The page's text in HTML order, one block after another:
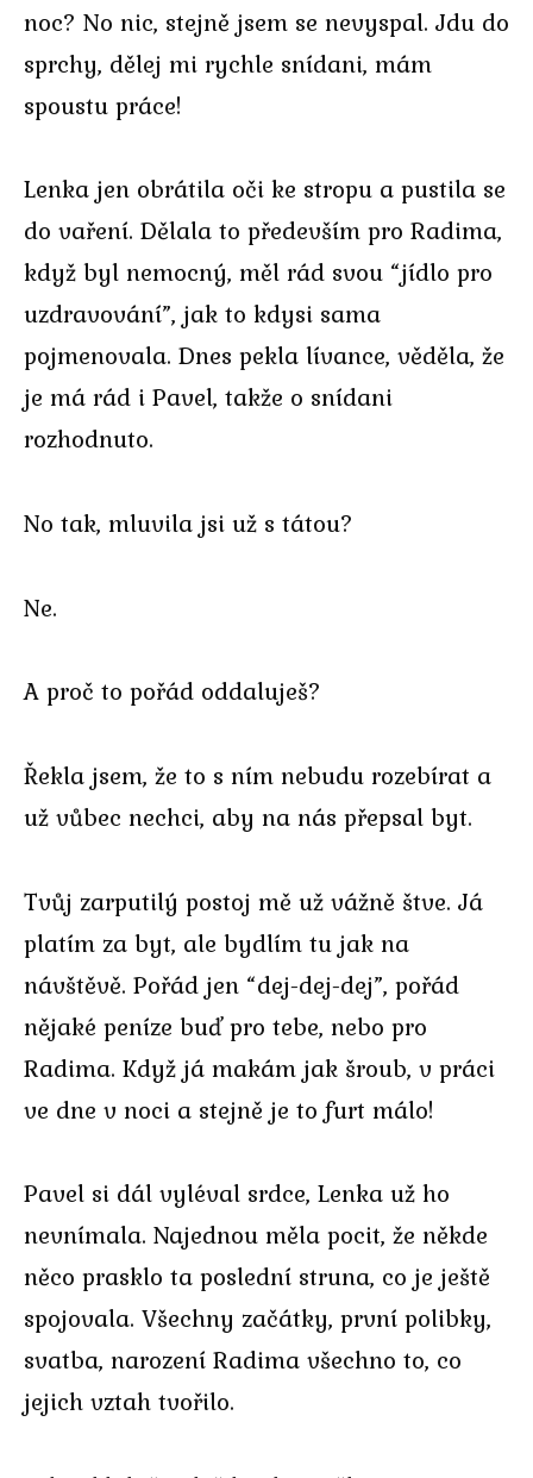
noc? No nic, stejně jsem se nevyspal. Jdu do
sprchy, dělej mi rychle snídani, mám
spoustu práce!
Lenka jen obrátila oči ke stropu a pustila se
do vaření. Dělala to především pro Radima,
když byl nemocný, měl rád svou “jídlo pro
uzdravování”, jak to kdysi sama
pojmenovala. Dnes pekla lívance, věděla, že
je má rád i Pavel, takže o snídani
rozhodnuto.
No tak, mluvila jsi už s tátou?
Ne.
A proč to pořád oddaluješ?
Řekla jsem, že to s ním nebudu rozebírat a
už vůbec nechci, aby na nás přepsal byt.
Tvůj zarputilý postoj mě už vážně štve. Já
platím za byt, ale bydlím tu jak na
návštěvě. Pořád jen “dej-dej-dej”, pořád
nějaké peníze buď pro tebe, nebo pro
Radima. Když já makám jak šroub, v práci
ve dne v noci a stejně je to furt málo!
Pavel si dál vyléval srdce, Lenka už ho
nevnímala. Najednou měla pocit, že někde
něco prasklo ta poslední struna, co je ještě
spojovala. Všechny začátky, první polibky,
svatba, narození Radima všechno to, co
jejich vztah tvořilo.